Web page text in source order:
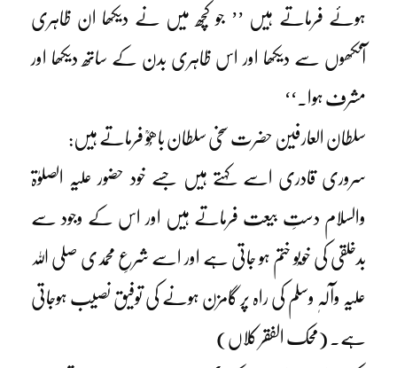
ہوئے فرماتے ہیں ’’ جو کچھ میں نے دیکھا ان ظاہری
آنکھوں سے دیکھا اور اس ظاہری بدن کے ساتھ دیکھا اور
مشرف ہوا۔‘‘
سلطان العارفین حضرت سخی سلطان باھُوؒ فرماتے ہیں:
سروری قادری اسے کہتے ہیں جسے خود حضور علیہ الصلوٰۃ
والسلام دستِ بیعت فرماتے ہیں اور اس کے وجود سے
بدخلقی کی خوبُو ختم ہو جاتی ہے اور اسے شرعِ محمدی صلی اللہ
علیہ وآلہٖ وسلم کی راہ پر گامزن ہونے کی توفیق نصیب ہوجاتی
ہے۔ (محک الفقر کلاں)